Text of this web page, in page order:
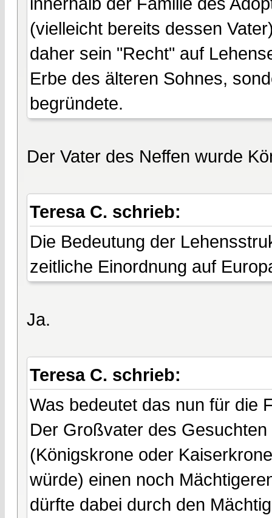
(vielleicht bereits dessen
daher sein "Recht" auf
Erbe des älteren Sohnes,
begründete.
Der Vater des Neffen wurde
Teresa C. schrieb:
Die Bedeutung der
zeitliche Einordnung auf
Ja.
Teresa C. schrieb:
Was bedeutet das nun für die
Der Großvater des
(Königskrone oder
würde) einen noch
dürfte dabei durch den